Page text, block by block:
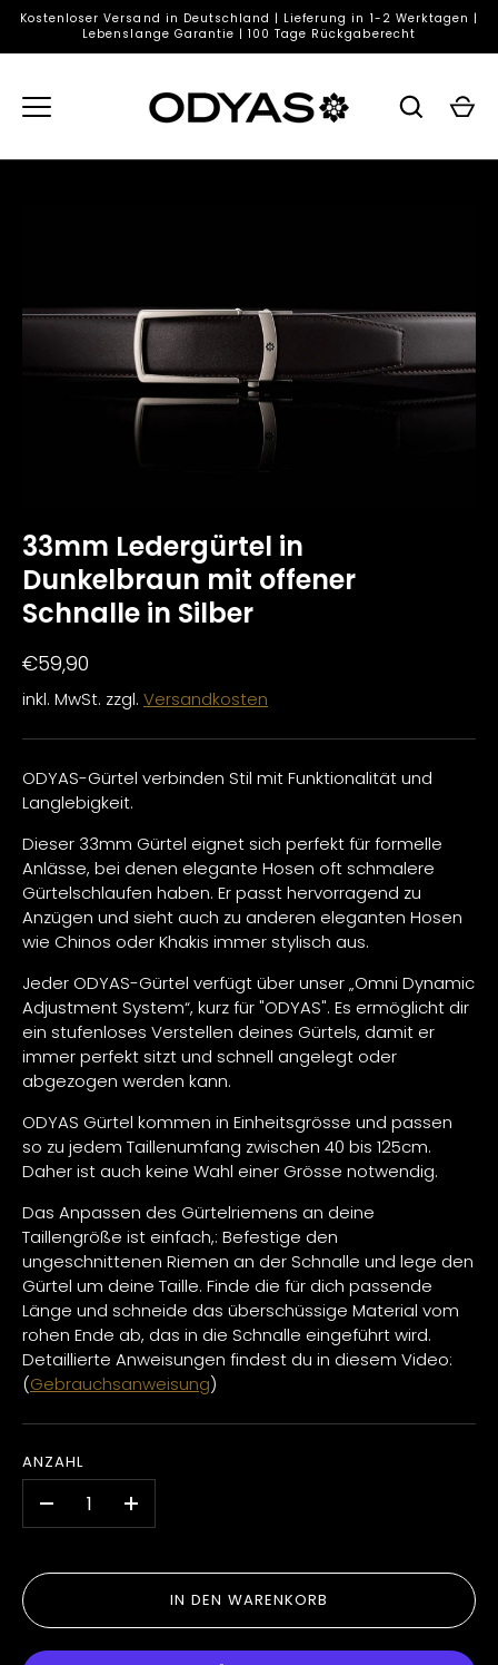
Direkt
Inhalt
Kostenloser Versand in Deutschland | Lieferung in 1-2 Werktagen |
Lebenslange Garantie | 100 Tage Rückgaberecht
33mm Ledergürtel in
Dunkelbraun mit offener
Schnalle in Silber
€59,90
inkl. MwSt. zzgl. Versandkosten
ODYAS-Gürtel verbinden Stil mit Funktionalität und
Langlebigkeit.
Dieser 33mm Gürtel eignet sich perfekt für formelle
Anlässe, bei denen elegante Hosen oft schmalere
Gürtelschlaufen haben. Er passt hervorragend zu
Anzügen und sieht auch zu anderen eleganten Hosen
wie Chinos oder Khakis immer stylisch aus.
Jeder ODYAS-Gürtel verfügt über unser „Omni Dynamic
Adjustment System“, kurz für "ODYAS". Es ermöglicht dir
ein stufenloses Verstellen deines Gürtels, damit er
immer perfekt sitzt und schnell angelegt oder
abgezogen werden kann.
ODYAS Gürtel kommen in Einheitsgrösse und passen
so zu jedem Taillenumfang zwischen 40 bis 125cm.
Daher ist auch keine Wahl einer Grösse notwendig.
Das Anpassen des Gürtelriemens an deine
Taillengröße ist einfach,: Befestige den
ungeschnittenen Riemen an der Schnalle und lege den
Gürtel um deine Taille. Finde die für dich passende
Länge und schneide das überschüssige Material vom
rohen Ende ab, das in die Schnalle eingeführt wird.
Detaillierte Anweisungen findest du in diesem Video:
(Gebrauchsanweisung)
ANZAHL
+
IN DEN WARENKORB